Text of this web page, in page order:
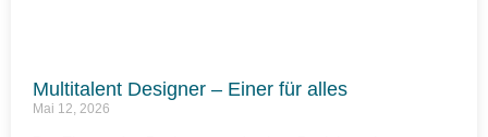
Multitalent Designer – Einer für alles
Mai 12, 2026